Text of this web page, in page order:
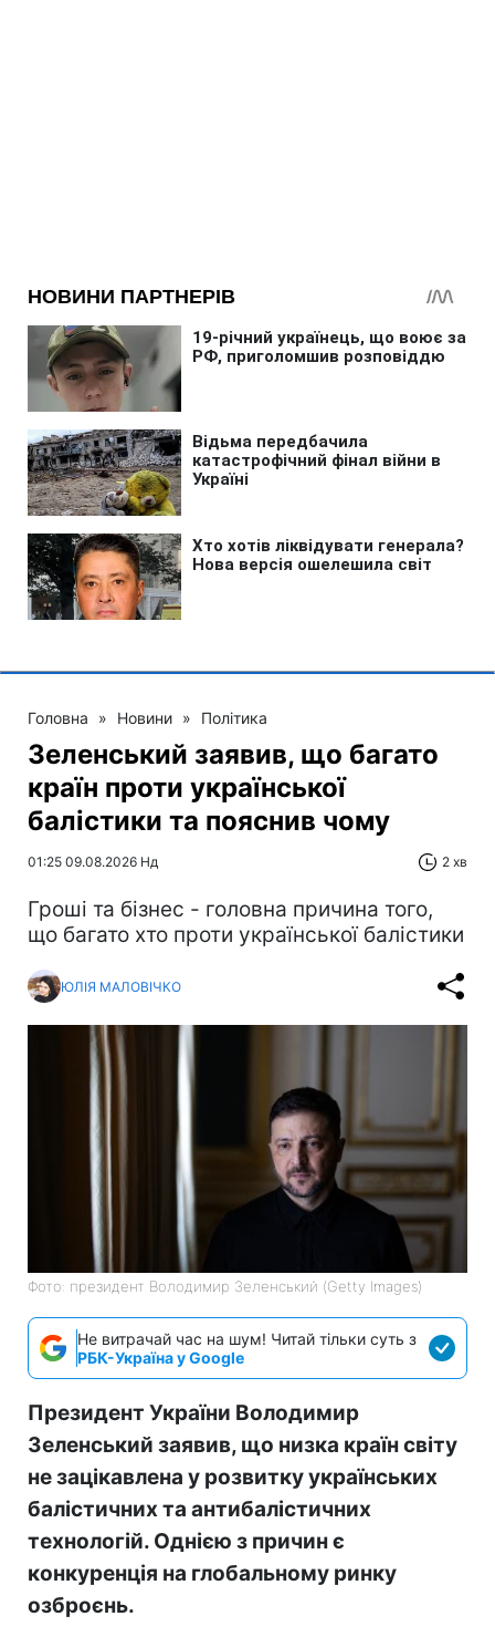
Головна » Новини » Політика
Зеленський заявив, що багато
країн проти української
балістики та пояснив чому
01:25 09.08.2026 Нд 2 хв
Гроші та бізнес - головна причина того,
що багато хто проти української балістики
ЮЛІЯ МАЛОВІЧКО
Фото: президент Володимир Зеленський (Getty Images)
Не витрачай час на шум! Читай тільки суть з
РБК-Україна у Google
Президент України Володимир
Зеленський заявив, що низка країн світу
не зацікавлена у розвитку українських
балістичних та антибалістичних
технологій. Однією з причин є
конкуренція на глобальному ринку
озброєнь.